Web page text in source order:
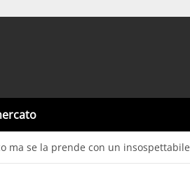
ma se la prende con un insospettabile